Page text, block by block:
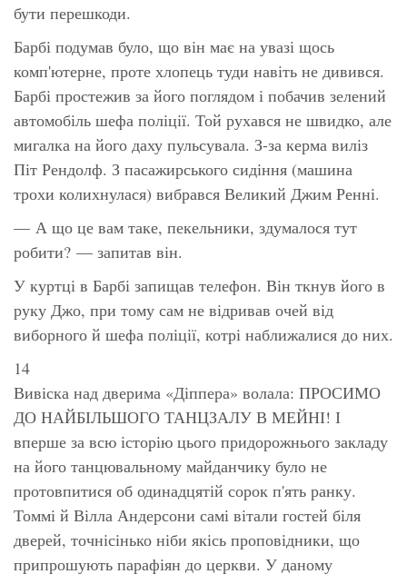
бути перешкоди.
Барбі подумав було, що він має на увазі щось
комп'ютерне, проте хлопець туди навіть не дивився.
Барбі простежив за його поглядом і побачив зелений
автомобіль шефа поліції. Той рухався не швидко, але
мигалка на його даху пульсувала. З-за керма виліз
Піт Рендолф. З пасажирського сидіння (машина
трохи колихнулася) вибрався Великий Джим Ренні.
— А що це вам таке, пекельники, здумалося тут
робити? — запитав він.
У куртці в Барбі запищав телефон. Він ткнув його в
руку Джо, при тому сам не відривав очей від
виборного й шефа поліції, котрі наближалися до них.
14
Вивіска над дверима «Діппера» волала: ПРОСИМО
ДО НАЙБІЛЬШОГО ТАНЦЗАЛУ В МЕЙНІ! І
вперше за всю історію цього придорожнього закладу
на його танцювальному майданчику було не
протовпитися об одинадцятій сорок п'ять ранку.
Томмі й Вілла Андерсони самі вітали гостей біля
дверей, точнісінько ніби якісь проповідники, що
припрошують парафіян до церкви. У даному